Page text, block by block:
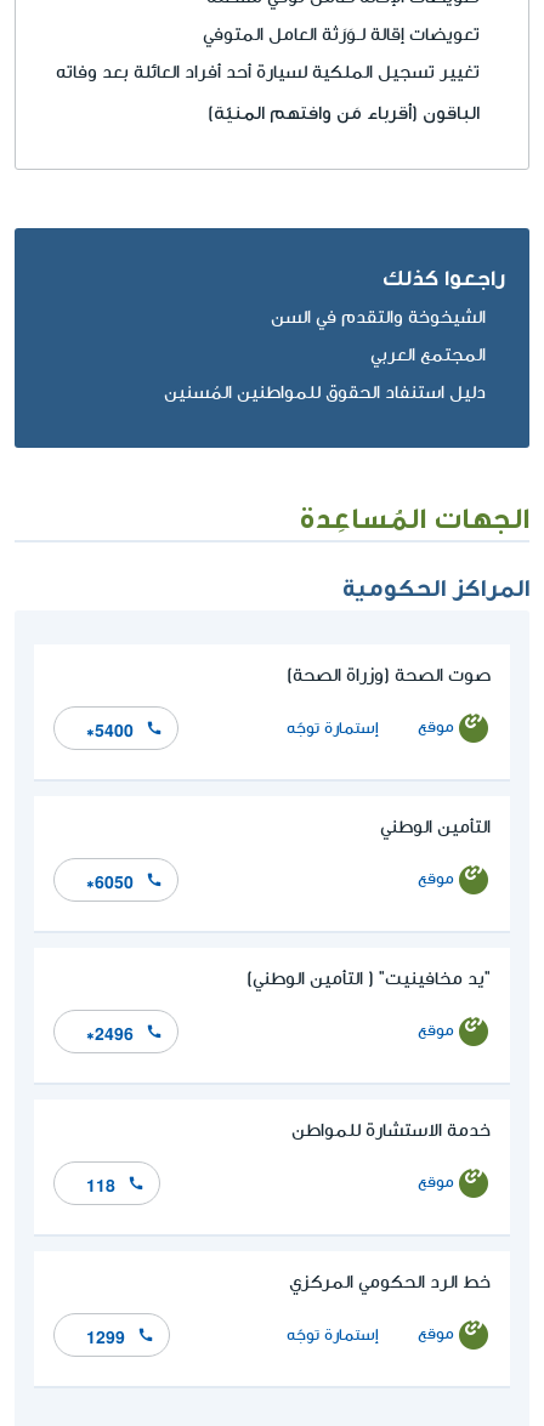
تعويضات إقالة لـوَرَثة العامل المتوفي
تغيير تسجيل الملكية لسيارة أحد أفراد العائلة بعد وفاته
الباقون (أقرباء مَن وافتهم المنيّة)
راجعوا كذلك
الشيخوخة والتقدم في السن
المجتمع العربي
دليل استنفاد الحقوق للمواطنين المُسنين
الجهات المُساعِدة
المراكز الحكومية
صوت الصحة (وزراة الصحة)
موقع إستمارة توجّه *5400
التأمين الوطني
موقع *6050
"يد مخافينيت" ( التأمين الوطني)
موقع *2496
خدمة الاستشارة للمواطن
موقع 118
خط الرد الحكومي المركزي
موقع إستمارة توجّه 1299